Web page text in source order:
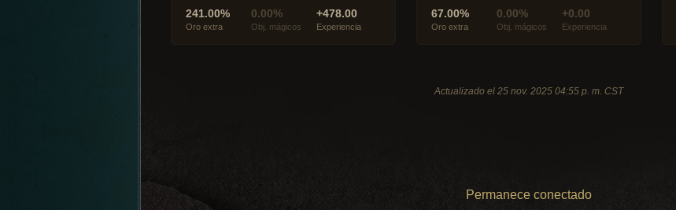
241.00%
Oro extra
0.00%
Obj. mágicos
+478.00
Experiencia
67.00%
Oro extra
0.00%
Obj. mágicos
+0.00
Experiencia
Actualizado el 25 nov. 2025 04:55 p. m. CST
Permanece conectado